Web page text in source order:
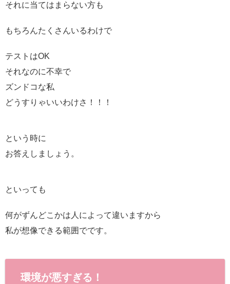
それに当てはまらない方も
もちろんたくさんいるわけで
テストはOK
それなのに不幸で
ズンドコな私
どうすりゃいいわけさ！！！
という時に
お答えしましょう。
といっても
何がずんどこかは人によって違いますから
私が想像できる範囲でです。
環境が悪すぎる！